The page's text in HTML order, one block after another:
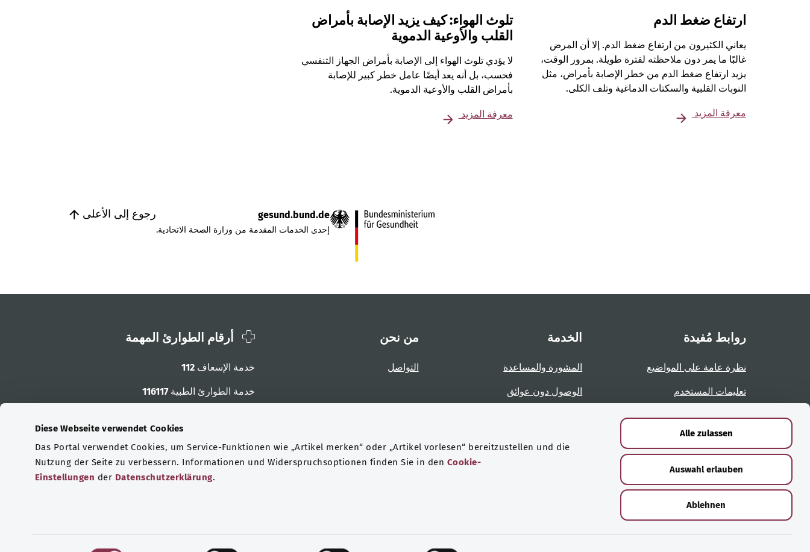
Diese Webseite verwendet Cookies
Das Portal verwendet Cookies, um Service-Funktionen wie „Artikel merken“ oder „Artikel vorlesen“ bereitzustellen und die
Nutzung der Seite zu verbessern. Informationen und Widerspruchsoptionen finden Sie in den Cookie-
Einstellungen der Datenschutzerklärung.
Alle zulassen
Auswahl erlauben
Ablehnen
ارتفاع ضغط الدم
يعاني الكثيرون من ارتفاع ضغط الدم. إلا أن المرض
غالبًا ما يمر دون ملاحظته لفترة طويلة. بمرور الوقت،
يزيد ارتفاع ضغط الدم من خطر الإصابة بأمراض، مثل
النوبات القلبية والسكتات الدماغية وتلف الكلى.
معرفة المزيد
تلوث الهواء: كيف يزيد الإصابة بأمراض
القلب والأوعية الدموية
لا يؤدي تلوث الهواء إلى الإصابة بأمراض الجهاز التنفسي
فحسب، بل أنه يعد أيضًا عامل خطر كبير للإصابة
بأمراض القلب والأوعية الدموية.
معرفة المزيد
رجوع إلى الأعلى gesund.bund.de
إحدى الخدمات المقدمة من وزارة الصحة الاتحادية.
روابط مُفيدة
نظرة عامة على المواضيع
تعليمات المستخدم
نظرة عامة على الصفحات
الخدمة
المشورة والمساعدة
الوصول دون عوائق
من نحن
التواصل
أرقام الطوارئ المهمة
خدمة الإسعاف 112
خدمة الطوارئ الطبية116117
الشهادات